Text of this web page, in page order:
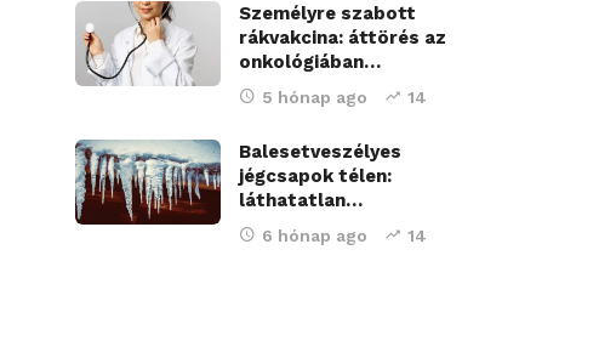
Személyre szabott
rákvakcina: áttörés az
onkológiában…
5 hónap ago 14
Balesetveszélyes
jégcsapok télen:
láthatatlan…
6 hónap ago 14